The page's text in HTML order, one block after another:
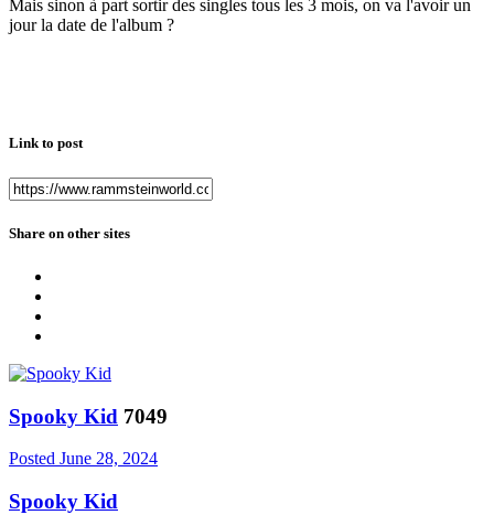
Mais sinon à part sortir des singles tous les 3 mois, on va l'avoir un
jour la date de l'album ?
Link to post
Share on other sites
Spooky Kid 7049
Posted June 28, 2024
Spooky Kid